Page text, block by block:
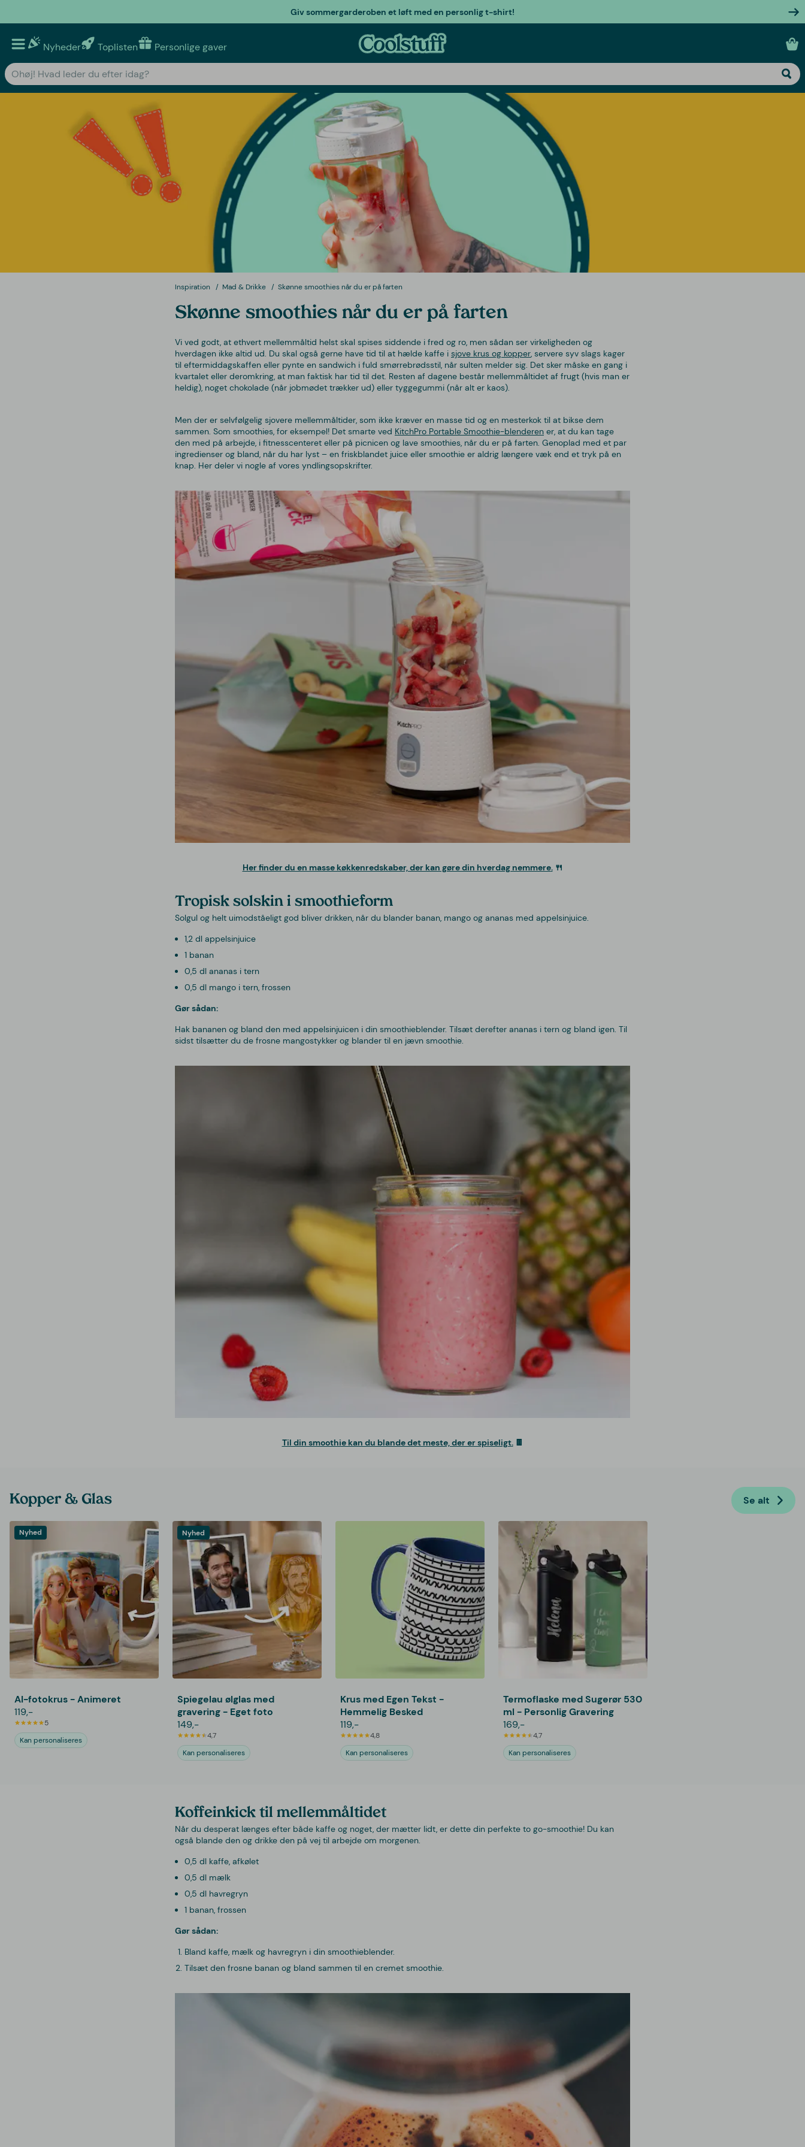
Giv sommergarderoben et løft med en personlig t-shirt!
Nyheder Toplisten Personlige gaver
Inspiration Mad & Drikke Skønne smoothies når du er på farten
Skønne smoothies når du er på farten
Vi ved godt, at ethvert mellemmåltid helst skal spises siddende i fred og ro, men sådan ser virkeligheden og
hverdagen ikke altid ud. Du skal også gerne have tid til at hælde kaffe i sjove krus og kopper , servere syv slags kager
til eftermiddagskaffen eller pynte en sandwich i fuld smørrebrødsstil, når sulten melder sig. Det sker måske en gang i
kvartalet eller deromkring, at man faktisk har tid til det. Resten af dagene består mellemmåltidet af frugt (hvis man er
heldig), noget chokolade (når jobmødet trækker ud) eller tyggegummi (når alt er kaos).
Men der er selvfølgelig sjovere mellemmåltider, som ikke kræver en masse tid og en mesterkok til at bikse dem
sammen. Som smoothies, for eksempel! Det smarte ved KitchPro Portable Smoothie-blenderen er, at du kan tage
den med på arbejde, i fitnesscenteret eller på picnicen og lave smoothies, når du er på farten. Genoplad med et par
ingredienser og bland, når du har lyst – en friskblandet juice eller smoothie er aldrig længere væk end et tryk på en
knap. Her deler vi nogle af vores yndlingsopskrifter.
Her finder du en masse køkkenredskaber, der kan gøre din hverdag nemmere.🍴
Tropisk solskin i smoothieform
Solgul og helt uimodståeligt god bliver drikken, når du blander banan, mango og ananas med appelsinjuice.
1,2 dl appelsinjuice
1 banan
0,5 dl ananas i tern
0,5 dl mango i tern, frossen
Gør sådan:
Hak bananen og bland den med appelsinjuicen i din smoothieblender. Tilsæt derefter ananas i tern og bland igen. Til
sidst tilsætter du de frosne mangostykker og blander til en jævn smoothie.
Til din smoothie kan du blande det meste, der er spiseligt. 🍫
Kopper & Glas Se alt
Nyhed
AI-fotokrus - Animeret
119,-
5
Kan personaliseres
Nyhed
Spiegelau ølglas med
gravering - Eget foto
149,-
4,7
Kan personaliseres
Krus med Egen Tekst -
Hemmelig Besked
119,-
4,8
Kan personaliseres
Termoflaske med Sugerør 530
ml - Personlig Gravering
169,-
4,7
Kan personaliseres
Koffeinkick til mellemmåltidet
Når du desperat længes efter både kaffe og noget, der mætter lidt, er dette din perfekte to go-smoothie! Du kan
også blande den og drikke den på vej til arbejde om morgenen.
0,5 dl kaffe, afkølet
0,5 dl mælk
0,5 dl havregryn
1 banan, frossen
Gør sådan:
Bland kaffe, mælk og havregryn i din smoothieblender.
Tilsæt den frosne banan og bland sammen til en cremet smoothie.